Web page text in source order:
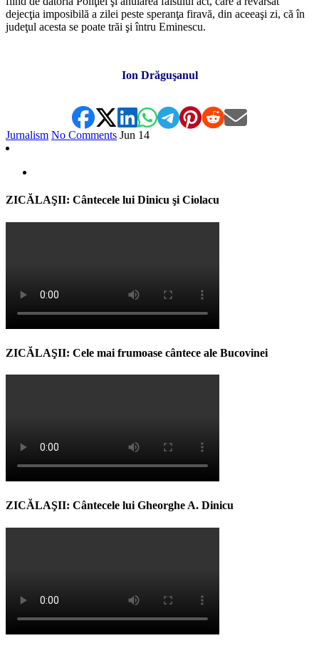
dejecţia imposibilă a zilei peste speranţa firavă, din aceeaşi zi, că în
judeţul acesta se poate trăi şi întru Eminescu.
Ion Drăguşanul
Jurnalism No Comments Jun 14
ZICĂLAŞII: Cântecele lui Dinicu şi Ciolacu
ZICĂLAŞII: Cele mai frumoase cântece ale Bucovinei
ZICĂLAŞII: Cântecele lui Gheorghe A. Dinicu